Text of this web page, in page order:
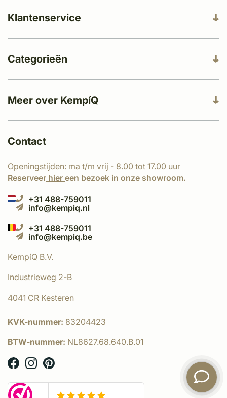
Meer over KempíQ
Klantenservice
Categorieën
Contact
Openingstijden: ma t/m vrij - 8.00 tot 17.00 uur
Reserveer hier een bezoek in onze showroom.
+31 488-759011
info@kempiq.nl
+31 488-759011
info@kempiq.be
KempíQ B.V.
Industrieweg 2-B
4041 CR Kesteren
KVK-nummer: 83204423
BTW-nummer: NL8627.68.640.B.01